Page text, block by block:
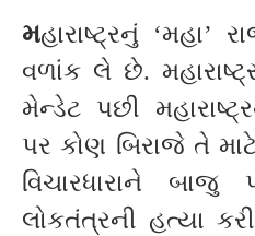
મહારાષ્ટ્રનું ‘મહા’
વળાંક લે છે.
મેન્ડેટ પછી
પર કોણ બિરાજે તે
વિચારધારાને
લોકતંત્રની હત્યા